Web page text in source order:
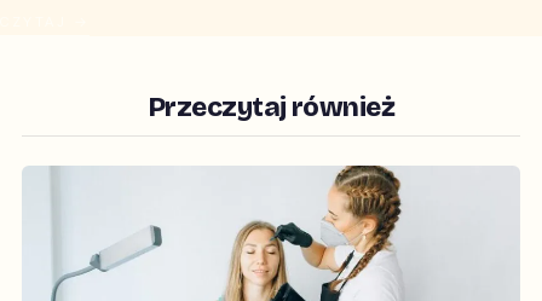
Przeczytaj również